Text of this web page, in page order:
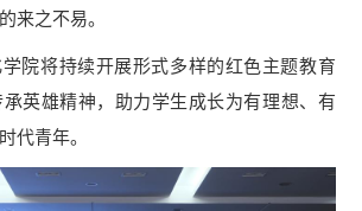
来之不易。
院将持续开展形式多样的红色主题教育
英雄精神，助力学生成长为有理想、有
代青年。